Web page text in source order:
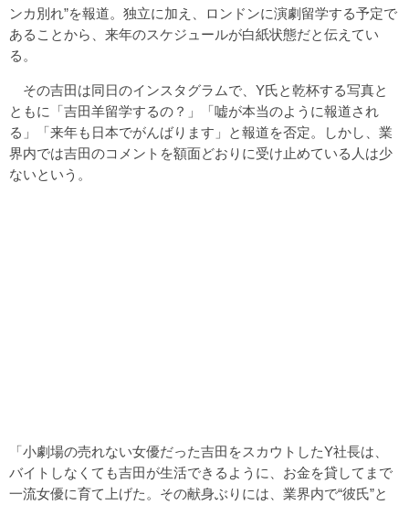
ンカ別れ”を報道。独立に加え、ロンドンに演劇留学する予定で
あることから、来年のスケジュールが白紙状態だと伝えてい
る。
その吉田は同日のインスタグラムで、Y氏と乾杯する写真と
ともに「吉田羊留学するの？」「嘘が本当のように報道され
る」「来年も日本でがんばります」と報道を否定。しかし、業
界内では吉田のコメントを額面どおりに受け止めている人は少
ないという。
「小劇場の売れない女優だった吉田をスカウトしたY社長は、
バイトしなくても吉田が生活できるように、お金を貸してまで
一流女優に育て上げた。その献身ぶりには、業界内で“彼氏”と